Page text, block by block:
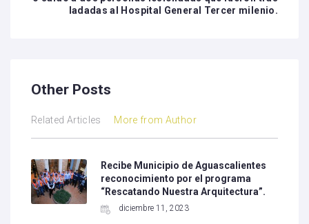
ladadas al Hospital General Tercer milenio.
Other Posts
Related Articles More from Author
Recibe Municipio de Aguascalientes
reconocimiento por el programa
“Rescatando Nuestra Arquitectura”.
diciembre 11, 2023